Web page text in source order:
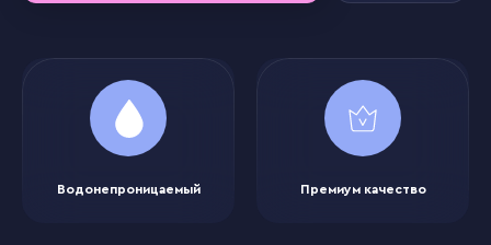
Водонепроницаемый Премиум качество